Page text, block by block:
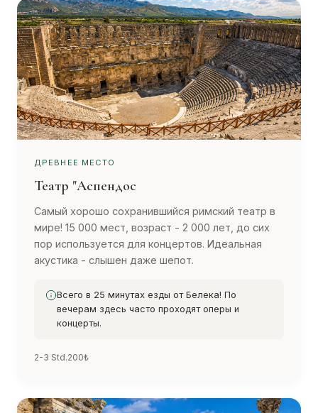
ДРЕВНЕЕ МЕСТО
Театр "Аспендос
Самый хорошо сохранившийся римский театр в
мире! 15 000 мест, возраст - 2 000 лет, до сих
пор используется для концертов. Идеальная
акустика - слышен даже шепот.
Всего в 25 минутах езды от Белека! По
вечерам здесь часто проходят оперы и
концерты.
2-3 Std.200₺